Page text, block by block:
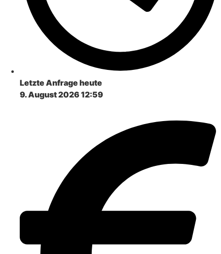
Letzte Anfrage heute
9. August 2026 12:59